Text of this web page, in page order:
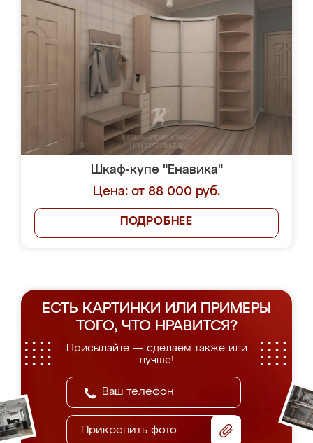
Шкаф-купе "Енавика"
Цена: от 88 000 руб.
ПОДРОБНЕЕ
ЕСТЬ КАРТИНКИ ИЛИ ПРИМЕРЫ
ТОГО, ЧТО НРАВИТСЯ?
Присылайте — сделаем также или
лучше!
Прикрепить фото